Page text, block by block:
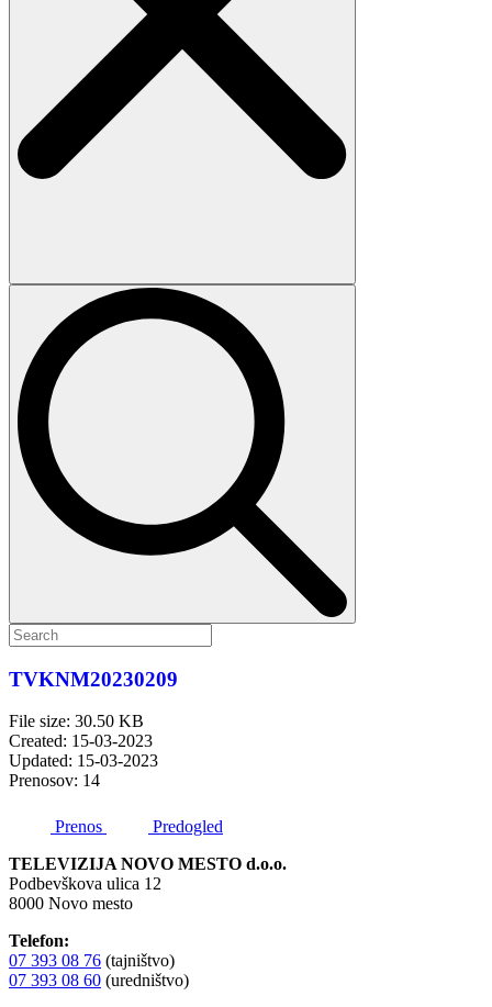
TVKNM20230209
File size: 30.50 KB
Created: 15-03-2023
Updated: 15-03-2023
Prenosov: 14
Prenos
Predogled
TELEVIZIJA NOVO MESTO d.o.o.
Podbevškova ulica 12
8000 Novo mesto
Telefon:
07 393 08 76 (tajništvo)
07 393 08 60 (uredništvo)